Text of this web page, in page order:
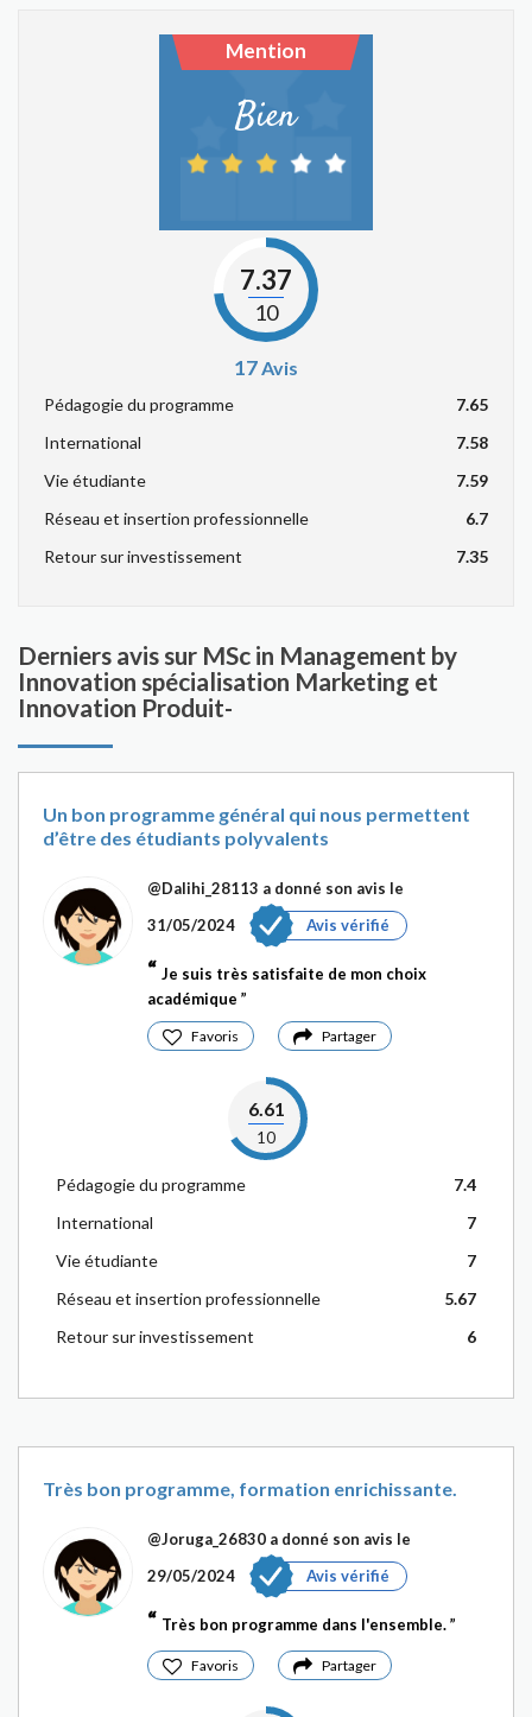
Mention
Bien
7.37
10
17Avis
Pédagogie du programme
7.65
International
7.58
Vie étudiante
7.59
Réseau et insertion professionnelle
6.7
Retour sur investissement
7.35
Derniers avis sur MSc in Management by
Innovation spécialisation Marketing et
Innovation Produit-
Un bon programme général qui nous permettent
d’être des étudiants polyvalents
@Dalihi_28113 a donné son avis le
31/05/2024
Avis vérifié
Je suis très satisfaite de mon choix
académique
Favoris Partager
6.61
10
Pédagogie du programme
7.4
International
7
Vie étudiante
7
Réseau et insertion professionnelle
5.67
Retour sur investissement
6
Très bon programme, formation enrichissante.
@Joruga_26830 a donné son avis le
29/05/2024
Avis vérifié
Très bon programme dans l'ensemble.
Favoris Partager